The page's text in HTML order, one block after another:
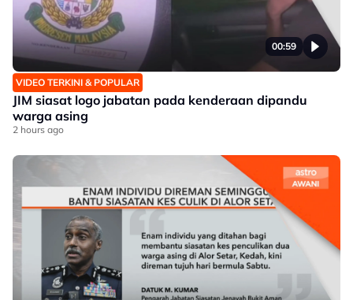
00:59
VIDEO TERKINI & POPULAR
JIM siasat logo jabatan pada kenderaan dipandu
warga asing
2 hours ago